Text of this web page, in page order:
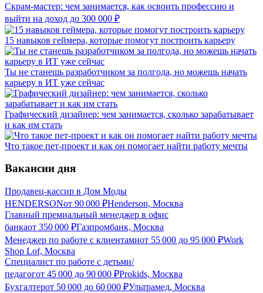
Скрам-мастер: чем занимается, как освоить профессию и
выйти на доход до 300 000 ₽
15 навыков геймера, которые помогут построить карьеру
Ты не станешь разработчиком за полгода, но можешь начать
карьеру в ИТ уже сейчас
Графический дизайнер: чем занимается, сколько зарабатывает
и как им стать
Что такое пет-проект и как он помогает найти работу мечты
Вакансии дня
Продавец-кассир в Дом Моды
HENDERSONот 90 000 ₽Henderson, Москва
Главный премиальный менеджер в офис
банкаот 350 000 ₽Газпромбанк, Москва
Менеджер по работе с клиентамиот 55 000 до 95 000 ₽Work
Shop Lof, Москва
Специалист по работе с детьми/
педагогот 45 000 до 90 000 ₽Prokids, Москва
Бухгалтерот 50 000 до 60 000 ₽Ультрамед, Москва